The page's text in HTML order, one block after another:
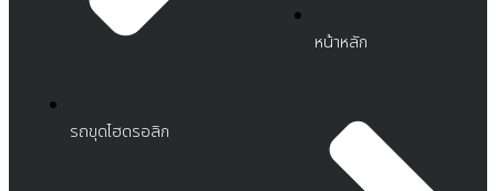
รถขุดไฮดรอลิก
หน้าหลัก